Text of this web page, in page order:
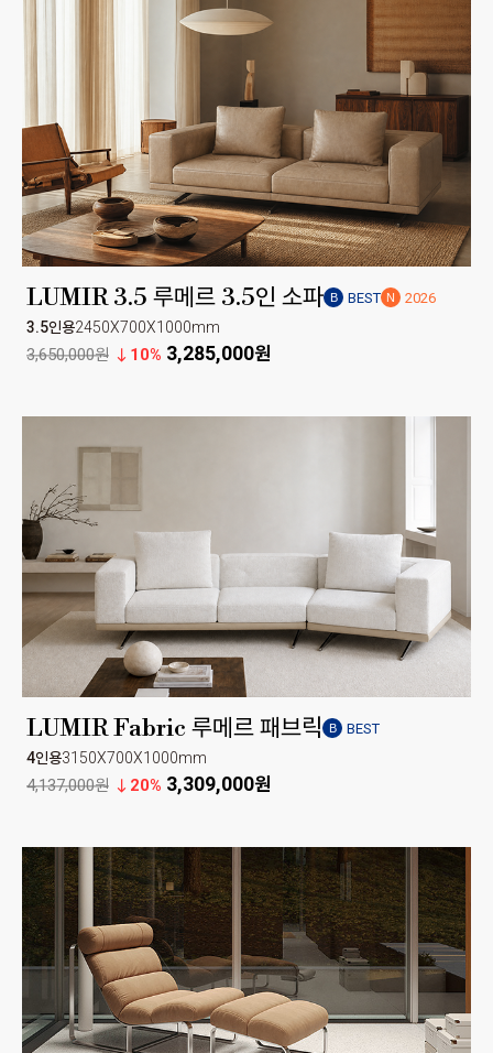
LUMIR 3.5 루메르 3.5인 소파 B BEST N 2026
3.5인용2450X700X1000mm
3,650,000원 10% 3,285,000원
LUMIR Fabric 루메르 패브릭 B BEST
4인용3150X700X1000mm
4,137,000원 20% 3,309,000원